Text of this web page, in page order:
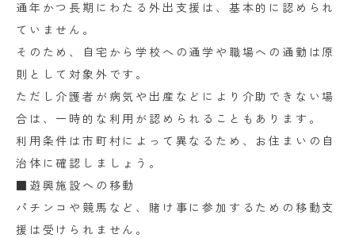
通年かつ長期にわたる外出支援は、基本的に認められ
ていません。
そのため、自宅から学校への通学や職場への通勤は原
則として対象外です。
ただし介護者が病気や出産などにより介助できない場
合は、一時的な利用が認められることもあります。
利用条件は市町村によって異なるため、お住まいの自
治体に確認しましょう。
■遊興施設への移動
パチンコや競馬など、賭け事に参加するための移動支
援は受けられません。